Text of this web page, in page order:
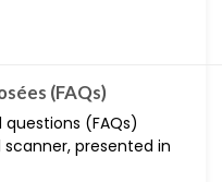
(FAQs)
(FAQs)
presented in